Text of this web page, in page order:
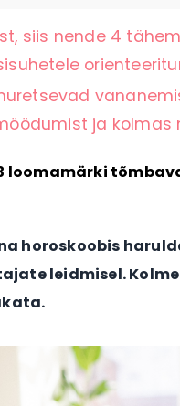
siis nende 4
ja
loomamärki
horoskoobis
leidmisel.